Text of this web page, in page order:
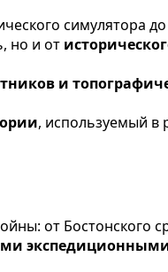
симулятора до
но и от
и
, используемый в
от Бостонского